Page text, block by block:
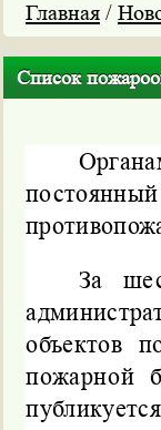
Главная /
Список
За
пожарной